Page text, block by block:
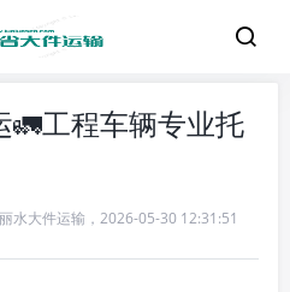
🚛工程车辆专业托
丽水大件运输 ， 2026-05-30 12:31:51